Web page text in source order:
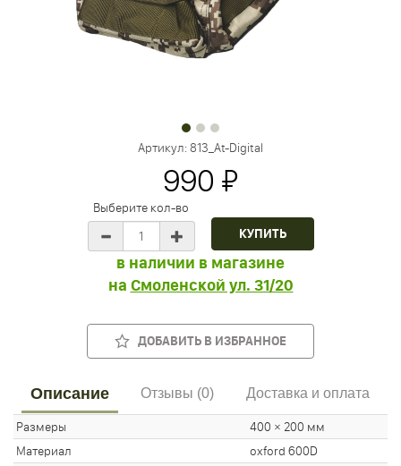
Артикул:813_At-Digital
990 ₽
Выберите кол-во
в наличии в магазине
на Смоленской ул. 31/20
ДОБАВИТЬ В ИЗБРАННОЕ
Описание Отзывы (0) Доставка и оплата
Размеры
400 × 200 мм
Материал
oxford 600D